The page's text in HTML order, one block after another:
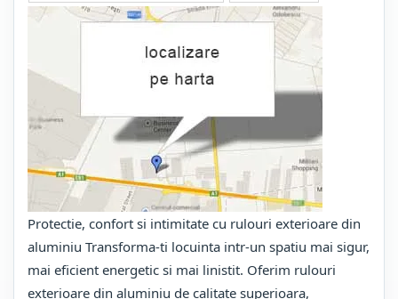
Protectie, confort si intimitate cu rulouri exterioare din
aluminiu Transforma-ti locuinta intr-un spatiu mai sigur,
mai eficient energetic si mai linistit. Oferim rulouri
exterioare din aluminiu de calitate superioara,